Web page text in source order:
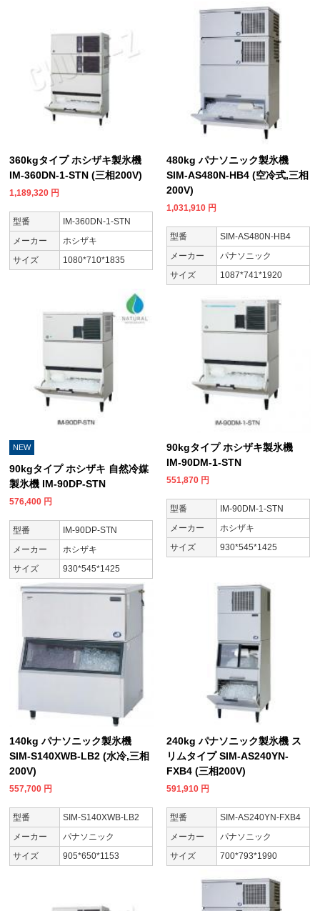
360kgタイプ ホシザキ製氷機
IM-360DN-1-STN (三相200V)
1,189,320 円
型番
IM-360DN-1-STN
メーカー
ホシザキ
サイズ
1080*710*1835
480kg パナソニック製氷機
SIM-AS480N-HB4 (空冷式,三相
200V)
1,031,910 円
型番
SIM-AS480N-HB4
メーカー
パナソニック
サイズ
1087*741*1920
NEW
90kgタイプ ホシザキ 自然冷媒
製氷機 IM-90DP-STN
576,400 円
型番
IM-90DP-STN
メーカー
ホシザキ
サイズ
930*545*1425
90kgタイプ ホシザキ製氷機
IM-90DM-1-STN
551,870 円
型番
IM-90DM-1-STN
メーカー
ホシザキ
サイズ
930*545*1425
140kg パナソニック製氷機
SIM-S140XWB-LB2 (水冷,三相
200V)
557,700 円
型番
SIM-S140XWB-LB2
メーカー
パナソニック
サイズ
905*650*1153
240kg パナソニック製氷機 ス
リムタイプ SIM-AS240YN-
FXB4 (三相200V)
591,910 円
型番
SIM-AS240YN-FXB4
メーカー
パナソニック
サイズ
700*793*1990